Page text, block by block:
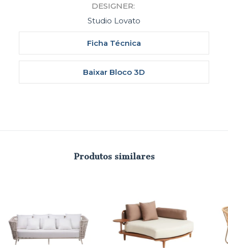
DESIGNER:
Studio Lovato
Ficha Técnica
Baixar Bloco 3D
Produtos similares